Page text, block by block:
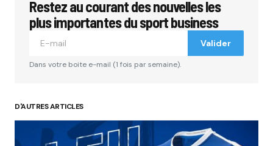
Restez au courant des nouvelles les
plus importantes du sport business
Valider
Dans votre boite e-mail (1 fois par semaine).
D'AUTRES ARTICLES